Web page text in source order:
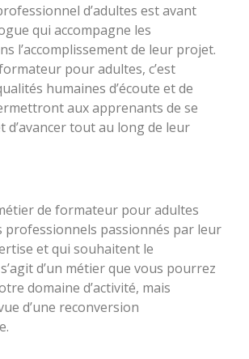
d’adultes est avant
qui accompagne les
l’accomplissement de leur projet.
pour adultes, c’est
humaines d’écoute et de
aux apprenants de se
d’avancer tout au long de leur
de formateur pour adultes
professionnels passionnés par leur
et qui souhaitent le
d’un métier que vous pourrez
domaine d’activité, mais
d’une reconversion